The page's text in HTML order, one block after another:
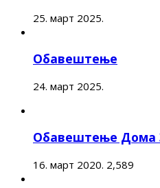
25. март 2025.
Обавештење
24. март 2025.
Обавештење Дома
16. март 2020. 2,589